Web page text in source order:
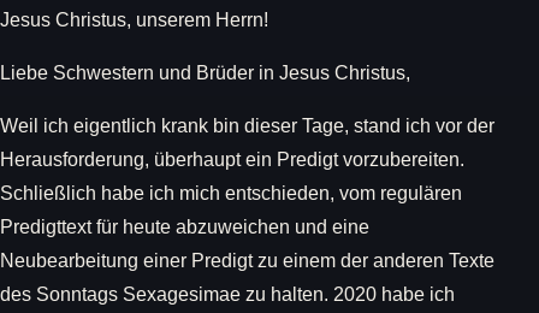
Jesus Christus, unserem Herrn!
Liebe Schwestern und Brüder in Jesus Christus,
Weil ich eigentlich krank bin dieser Tage, stand ich vor der
Herausforderung, überhaupt ein Predigt vorzubereiten.
Schließlich habe ich mich entschieden, vom regulären
Predigttext für heute abzuweichen und eine
Neubearbeitung einer Predigt zu einem der anderen Texte
des Sonntags Sexagesimae zu halten. 2020 habe ich